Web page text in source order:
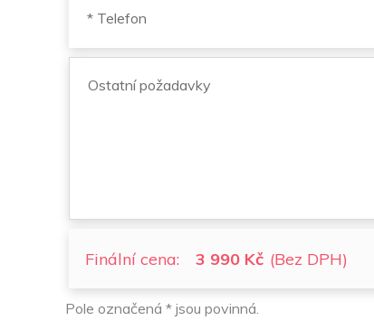
Finální cena: 3 990 Kč (Bez DPH)
Pole označená * jsou povinná.